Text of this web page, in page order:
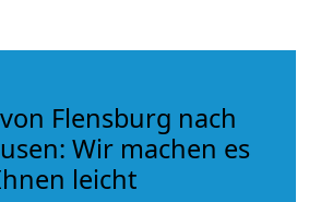
Flensburg nach
Wir machen es
leicht